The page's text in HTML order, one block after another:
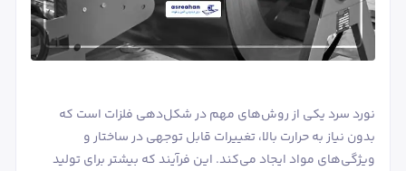
نورد سرد یکی از روش‌های مهم در شکل‌دهی فلزات است که
بدون نیاز به حرارت بالا، تغییرات قابل توجهی در ساختار و
ویژگی‌های مواد ایجاد می‌کند. این فرآیند که بیشتر برای تولید